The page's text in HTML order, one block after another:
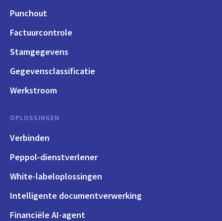
Punchout
Factuurcontrole
Stamgegevens
Gegevensclassificatie
Werkstroom
OPLOSSINGEN
Verbinden
Peppol-dienstverlener
White-labeloplossingen
Intelligente documentverwerking
Financiële AI-agent